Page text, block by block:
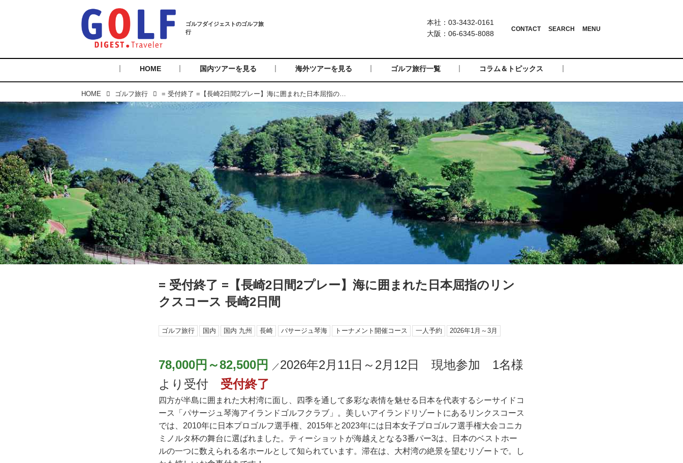
HOME 国内ツアーを見る 海外ツアーを見る ゴルフ旅行一覧 コラム＆トピックス
本社：03-3432-0161
大阪：06-6345-8088
HOME ゴルフ旅行 = 受付終了 =【長崎2日間2プレー】海に囲まれた日本屈指のリンクスコース 長崎2日間
= 受付終了 =【長崎2日間2プレー】海に囲まれた日本屈指のリン
クスコース 長崎2日間
ゴルフ旅行 国内 国内 九州 長崎 パサージュ琴海 トーナメント開催コース 一人予約 2026年1月～3月
78,000円～82,500円 ／2026年2月11日～2月12日 現地参加 1名様
より受付 受付終了
四方が半島に囲まれた大村湾に面し、四季を通して多彩な表情を魅せる日本を代表するシーサイドコ
ース「パサージュ琴海アイランドゴルフクラブ」。美しいアイランドリゾートにあるリンクスコース
では、2010年に日本プロゴルフ選手権、2015年と2023年には日本女子プロゴルフ選手権大会コニカ
ミノルタ杯の舞台に選ばれました。ティーショットが海越えとなる3番パー3は、日本のベストホー
ルの一つに数えられる名ホールとして知られています。滞在は、大村湾の絶景を望むリゾートで。し